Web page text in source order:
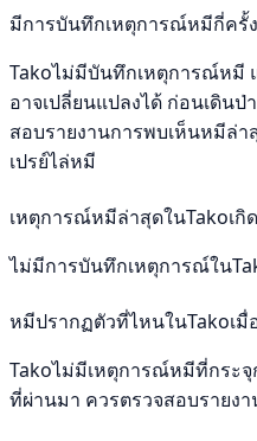
มีการบันทึกเหตุการณ์หมีกี่ครั้
Takoไม่มีบันทึกเหตุการณ์หมี
อาจเปลี่ยนแปลงได้ ก่อนเดิน
สอบรายงานการพบเห็นหมี
เปรย์ไล่หมี
เหตุการณ์หมีล่าสุดในTakoเกิ
ไม่มีการบันทึกเหตุการณ์ใน
หมีปรากฏตัวที่ไหนในTakoเมื่
Takoไม่มีเหตุการณ์หมีที่กระ
ที่ผ่านมา ควรตรวจสอบรายง